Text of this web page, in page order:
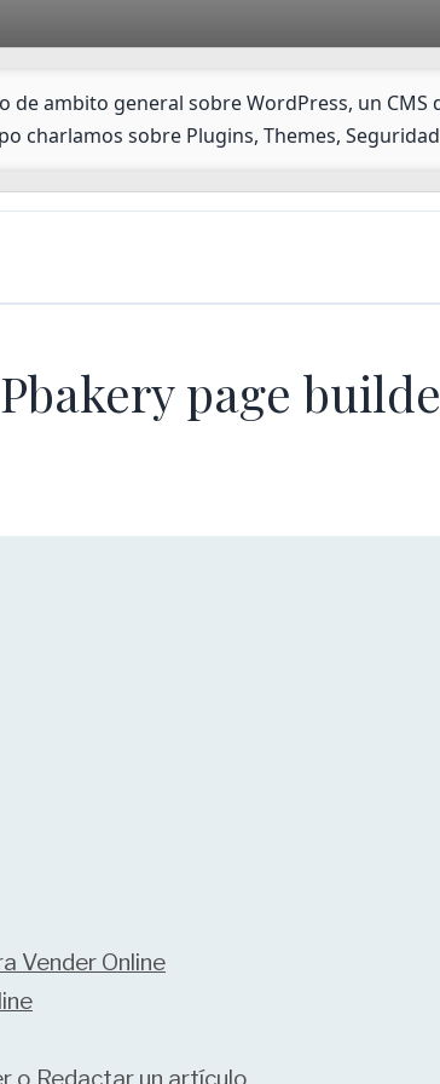
de ambito general sobre WordPress, un
charlamos sobre Plugins, Themes,
page
Vender Online
o Redactar un artículo